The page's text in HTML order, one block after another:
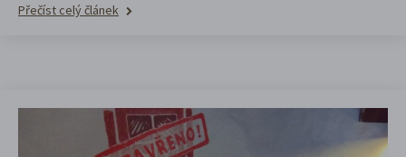
Přečíst celý článek